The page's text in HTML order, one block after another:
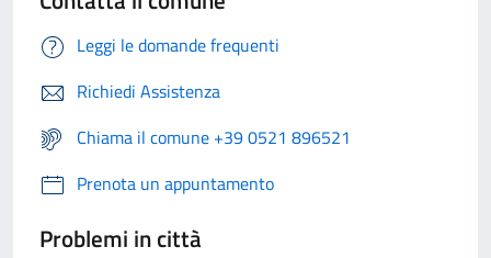
Leggi le domande frequenti
Richiedi Assistenza
Chiama il comune +39 0521 896521
Prenota un appuntamento
Problemi in città